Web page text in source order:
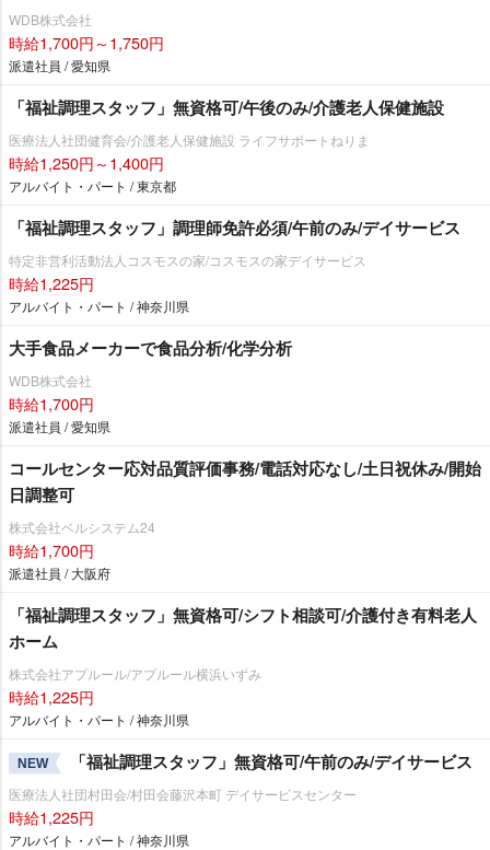
WDB株式会社
時給1,700円～1,750円
派遣社員 / 愛知県
「福祉調理スタッフ」無資格可/午後のみ/介護老人保健施設
医療法人社団健育会/介護老人保健施設 ライフサポートねりま
時給1,250円～1,400円
アルバイト・パート / 東京都
「福祉調理スタッフ」調理師免許必須/午前のみ/デイサービス
特定非営利活動法人コスモスの家/コスモスの家デイサービス
時給1,225円
アルバイト・パート / 神奈川県
大手食品メーカーで食品分析/化学分析
WDB株式会社
時給1,700円
派遣社員 / 愛知県
コールセンター応対品質評価事務/電話対応なし/土日祝休み/開始
日調整可
株式会社ベルシステム24
時給1,700円
派遣社員 / 大阪府
「福祉調理スタッフ」無資格可/シフト相談可/介護付き有料老人
ホーム
株式会社アプルール/アプルール横浜いずみ
時給1,225円
アルバイト・パート / 神奈川県
NEW 「福祉調理スタッフ」無資格可/午前のみ/デイサービス
医療法人社団村田会/村田会藤沢本町 デイサービスセンター
時給1,225円
アルバイト・パート / 神奈川県